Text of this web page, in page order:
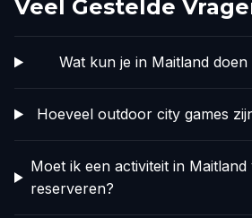
Veel Gestelde
Wat kun je in Maitland doen
Hoeveel outdoor city games
Moet ik een activiteit in
reserveren?